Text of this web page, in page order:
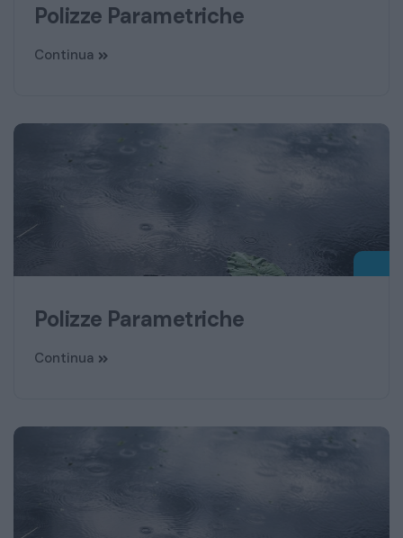
Polizze Parametriche
Continua
Polizze Parametriche
Continua